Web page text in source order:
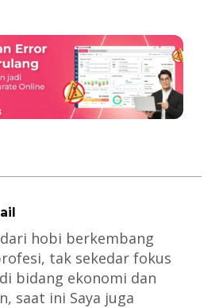
hobi berkembang
tak sekedar fokus
bidang ekonomi dan
saat ini Saya juga